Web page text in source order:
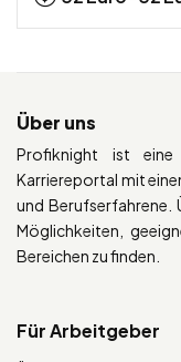
Über uns
Profiknight ist eine
Karriereportal mit
und Berufserfahrene.
Möglichkeiten,
Bereichen zu finden.
Für Arbeitgeber